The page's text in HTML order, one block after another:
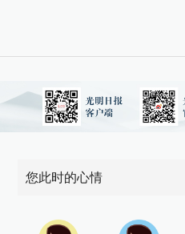
您此时的心情